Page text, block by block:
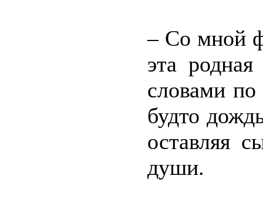
– Со мной
эта
словами по
будто
оставляя
души.